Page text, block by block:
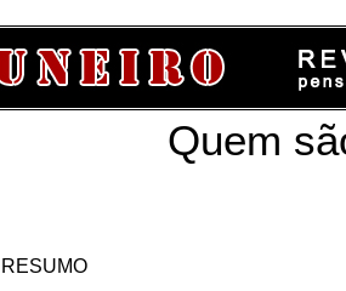
Quem
RESUMO